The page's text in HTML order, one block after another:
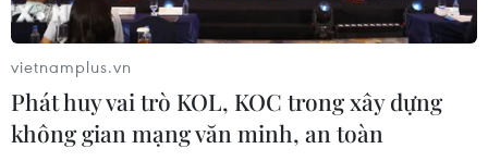
thềm "chung kết" lượt đi
HLV của RB, Ralph Hasenhüttl hùng hồn khẳng định:
"Không có đội bóng nào là bất khả chiến bại, tôi muốn
những ngày sau đó họ vẫn còn nhớ, họ đã đá với
vietnamplus.vn
Phát huy vai trò KOL, KOC trong xây dựng
không gian mạng văn minh, an toàn